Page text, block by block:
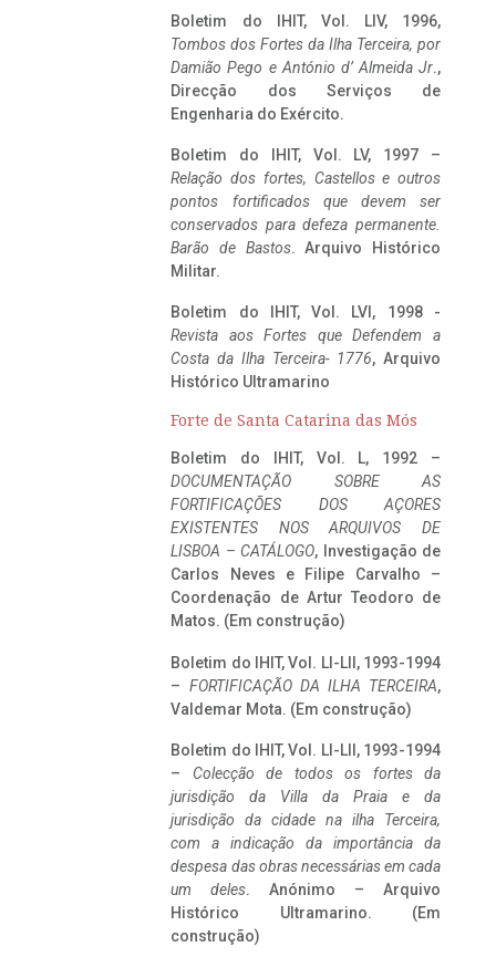
Boletim do IHIT, Vol. LIV, 1996,
Tombos dos Fortes da Ilha Terceira, por
Damião Pego e António d’ Almeida Jr.,
Direcção dos Serviços de
Engenharia do Exército.
Boletim do IHIT, Vol. LV, 1997 –
Relação dos fortes, Castellos e outros
pontos fortificados que devem ser
conservados para defeza permanente.
Barão de Bastos. Arquivo Histórico
Militar.
Boletim do IHIT, Vol. LVI, 1998 -
Revista aos Fortes que Defendem a
Costa da Ilha Terceira- 1776, Arquivo
Histórico Ultramarino
Forte de Santa Catarina das Mós
Boletim do IHIT, Vol. L, 1992 –
DOCUMENTAÇÃO SOBRE AS
FORTIFICAÇÕES DOS AÇORES
EXISTENTES NOS ARQUIVOS DE
LISBOA – CATÁLOGO, Investigação de
Carlos Neves e Filipe Carvalho –
Coordenação de Artur Teodoro de
Matos. (Em construção)
Boletim do IHIT, Vol. LI-LII, 1993-1994
– FORTIFICAÇÃO DA ILHA TERCEIRA,
Valdemar Mota. (Em construção)
Boletim do IHIT, Vol. LI-LII, 1993-1994
– Colecção de todos os fortes da
jurisdição da Villa da Praia e da
jurisdição da cidade na ilha Terceira,
com a indicação da importância da
despesa das obras necessárias em cada
um deles. Anónimo – Arquivo
Histórico Ultramarino. (Em
construção)